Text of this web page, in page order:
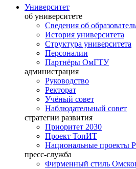
Университет
об университете
Сведения об
История университета
Структура университета
Персоналии
Партнёры ОмГТУ
администрация
Руководство
Ректорат
Учёный совет
Наблюдательный совет
стратегии развития
Приоритет 2030
Проект ТопИТ
Национальные проекты
пресс-служба
Фирменный стиль